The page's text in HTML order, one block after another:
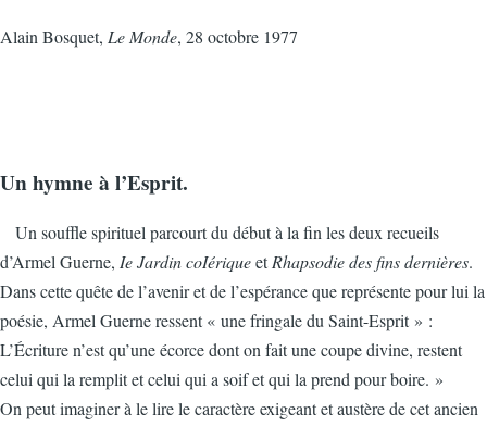
Alain Bosquet, Le Monde, 28 octobre 1977
Un hymne à l’Esprit.
Un souffle spirituel parcourt du début à la fin les deux recueils
d’Armel Guerne, Ie Jardin coIériqueetRhapsodie des fins dernières.
Dans cette quête de l’avenir et de l’espérance que représente pour lui la
poésie, Armel Guerne ressent « une fringale du Saint-Esprit » :
L’Écriture n’est qu’une écorce dont on fait une coupe divine, restent
celui qui la remplit et celui qui a soif et qui la prend pour boire. »
On peut imaginer à le lire le caractère exigeant et austère de cet ancien